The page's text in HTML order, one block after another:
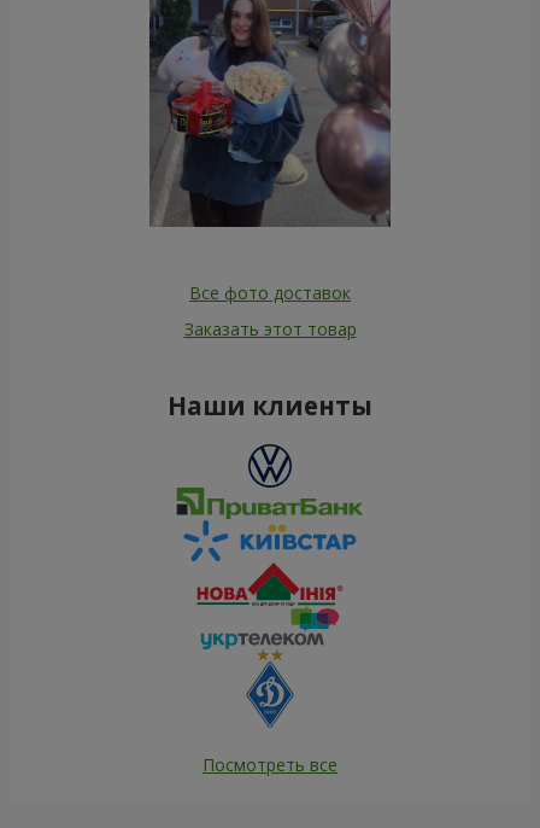
Все фото доставок
Заказать этот товар
Наши клиенты
Посмотреть все